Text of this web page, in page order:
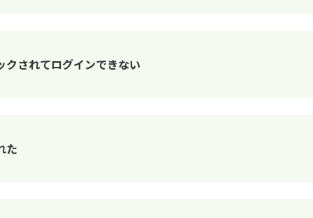
されてログインできない
た